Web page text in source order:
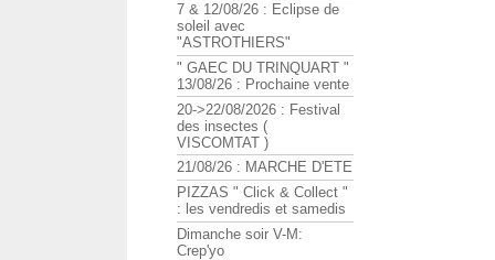
7 & 12/08/26 : Eclipse de
soleil avec
"ASTROTHIERS"
" GAEC DU TRINQUART "
13/08/26 : Prochaine vente
20->22/08/2026 : Festival
des insectes (
VISCOMTAT )
21/08/26 : MARCHE D'ETE
PIZZAS " Click & Collect "
: les vendredis et samedis
Dimanche soir V-M:
Crep'yo